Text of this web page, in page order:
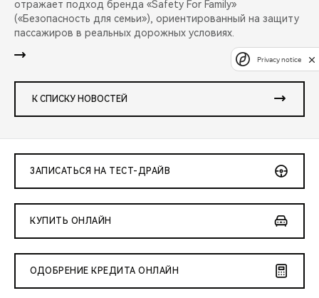
отражает подход бренда «Safety For Family»
(«Безопасность для семьи»), ориентированный на защиту
пассажиров в реальных дорожных условиях.
К СПИСКУ НОВОСТЕЙ
ЗАПИСАТЬСЯ НА ТЕСТ-ДРАЙВ
КУПИТЬ ОНЛАЙН
ОДОБРЕНИЕ КРЕДИТА ОНЛАЙН
Privacy notice